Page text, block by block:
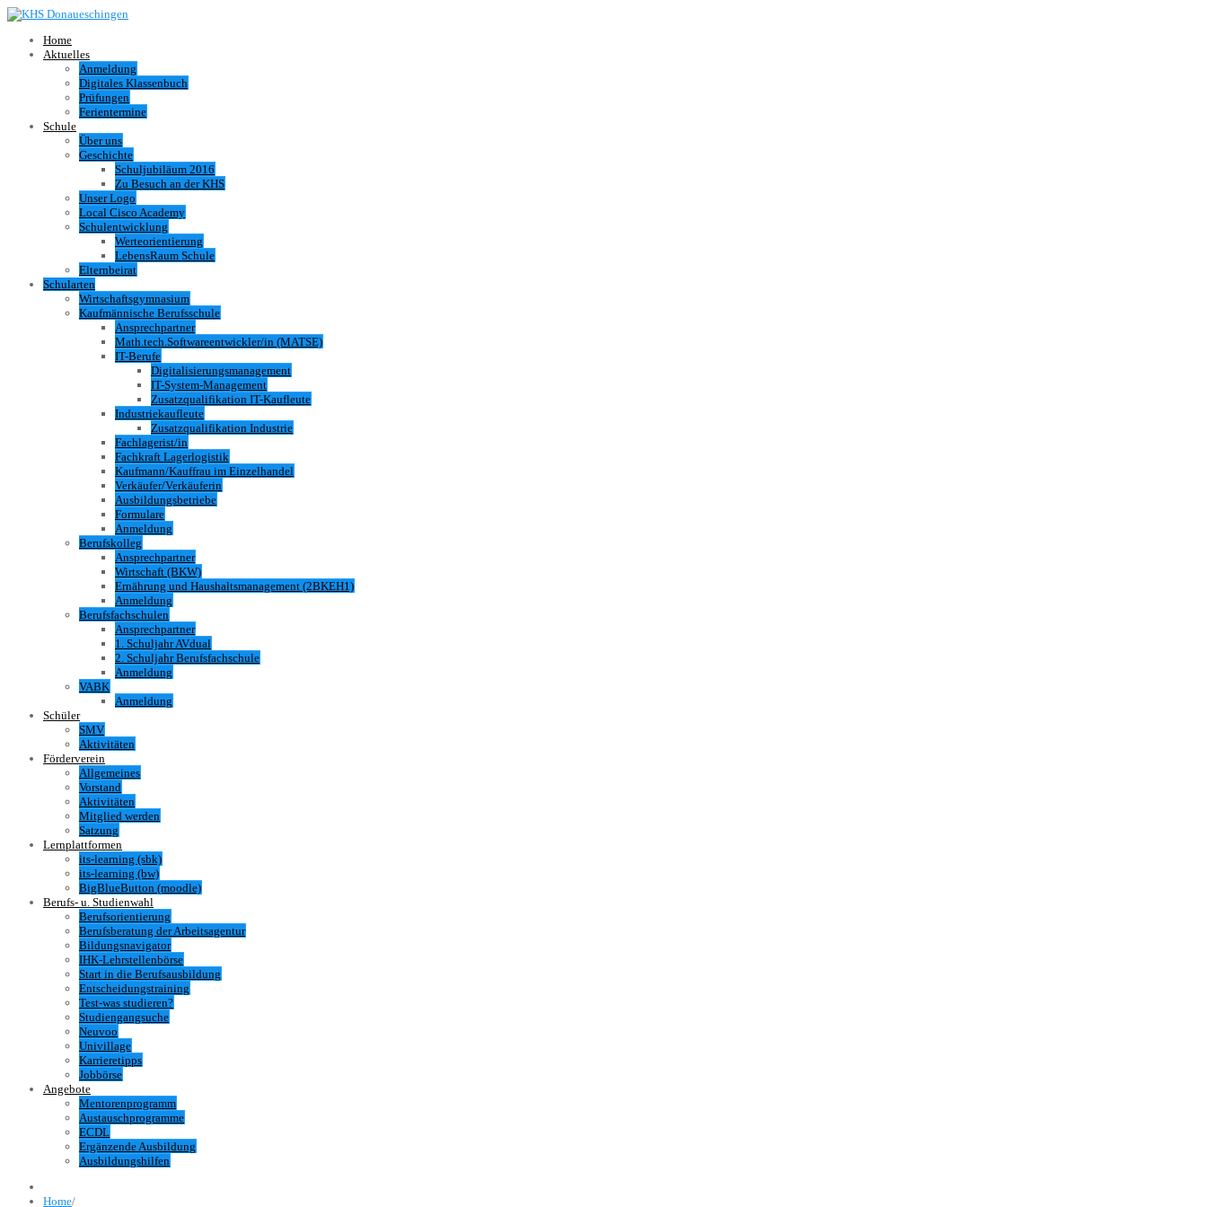
Home
Aktuelles
Anmeldung
Digitales Klassenbuch
Prüfungen
Ferientermine
Schule
Über uns
Geschichte
Schuljubiläum 2016
Zu Besuch an der KHS
Unser Logo
Local Cisco Academy
Schulentwicklung
Werteorientierung
LebensRaum Schule
Elternbeirat
Schularten
Wirtschaftsgymnasium
Kaufmännische Berufsschule
Ansprechpartner
Math.tech.Softwareentwickler/in (MATSE)
IT-Berufe
Digitalisierungsmanagement
IT-System-Management
Zusatzqualifikation IT-Kaufleute
Industriekaufleute
Zusatzqualifikation Industrie
Fachlagerist/in
Fachkraft Lagerlogistik
Kaufmann/Kauffrau im Einzelhandel
Verkäufer/Verkäuferin
Ausbildungsbetriebe
Formulare
Anmeldung
Berufskolleg
Ansprechpartner
Wirtschaft (BKW)
Ernährung und Haushaltsmanagement (2BKEH1)
Anmeldung
Berufsfachschulen
Ansprechpartner
1. Schuljahr AVdual
2. Schuljahr Berufsfachschule
Anmeldung
VABK
Anmeldung
Schüler
SMV
Aktivitäten
Förderverein
Allgemeines
Vorstand
Aktivitäten
Mitglied werden
Satzung
Lernplattformen
its-learning (sbk)
its-learning (bw)
BigBlueButton (moodle)
Berufs- u. Studienwahl
Berufsorientierung
Berufsberatung der Arbeitsagentur
Bildungsnavigator
IHK-Lehrstellenbörse
Start in die Berufsausbildung
Entscheidungstraining
Test-was studieren?
Studiengangsuche
Neuvoo
Univillage
Karrieretipps
Jobbörse
Angebote
Mentorenprogramm
Austauschprogramme
ECDL
Ergänzende Ausbildung
Ausbildungshilfen
Home/